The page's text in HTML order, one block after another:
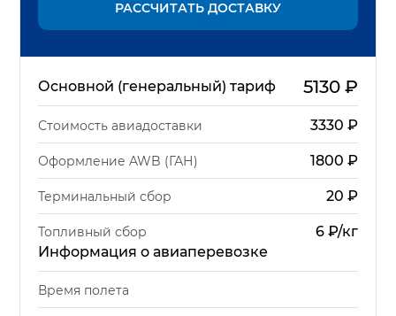
РАССЧИТАТЬ ДОСТАВКУ
Основной (генеральный) тариф 5130₽
Стоимость авиадоставки 3330 ₽
Оформление AWB (ГАН) 1800 ₽
Терминальный сбор 20 ₽
Топливный сбор
6 ₽/кг
Информация о авиаперевозке
Время полета